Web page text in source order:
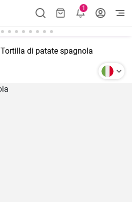
1
Tortilla di patate spagnola